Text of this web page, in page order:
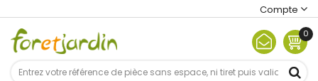
Compte
0